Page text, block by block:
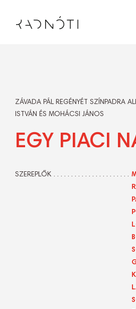
ZÁVADA PÁL REGÉNYÉT SZÍNPADRA
ISTVÁN ÉS MOHÁCSI JÁNOS
EGY PIACI
SZEREPLŐK